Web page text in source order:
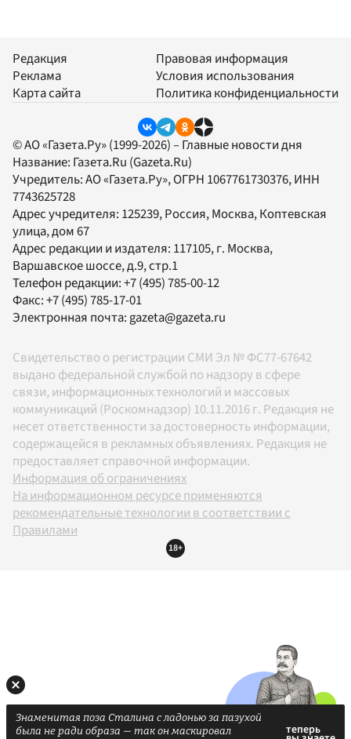
Редакция
Реклама
Карта сайта
Правовая информация
Условия использования
Политика конфиденциальности
© АО «Газета.Ру» (1999-2026) – Главные новости дня
Название: Газета.Ru (Gazeta.Ru)
Учредитель:АО «Газета.Ру», ОГРН 1067761730376, ИНН
7743625728
Адрес учредителя: 125239, Россия, Москва, Коптевская
улица, дом 67
Адрес редакции и издателя: 117105, г. Москва,
Варшавское шоссе, д.9, стр.1
Телефон редакции:+7 (495) 785-00-12
Факс:+7 (495) 785-17-01
Электронная почта: gazeta@gazeta.ru
Свидетельство о регистрации СМИ Эл № ФС77-67642
выдано федеральной службой по надзору в сфере
связи, информационных технологий и массовых
коммуникаций (Роскомнадзор) 10.11.2016 г. Редакция не
несет ответственности за достоверность информации,
содержащейся в рекламных объявлениях. Редакция не
предоставляет справочной информации.
Информация об ограничениях
На информационном ресурсе применяются
рекомендательные технологии в соответствии с
Правилами
18+
Знаменитая поза Сталина с ладонью за пазухой
была не ради образа — так он маскировал